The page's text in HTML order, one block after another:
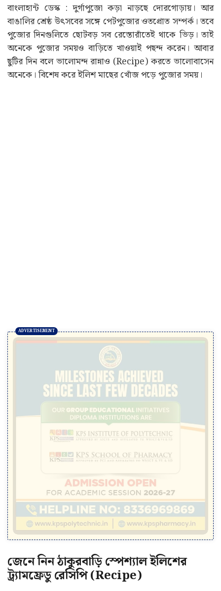
বাংলাহান্ট ডেস্ক : দুর্গাপুজো কড়া নাড়ছে দোরগোড়ায়। আর
বাঙালির শ্রেষ্ঠ উৎসবের সঙ্গে পেটপুজোর ওতপ্রোত সম্পর্ক। তবে
পুজোর দিনগুলিতে ছোটবড় সব রেস্তোরাঁতেই থাকে ভিড়। তাই
অনেকে পুজোর সময়ও বাড়িতে খাওয়াই পছন্দ করেন। আবার
ছুটির দিন বলে ভালোমন্দ রান্নাও (Recipe) করতে ভালোবাসেন
অনেকে। বিশেষ করে ইলিশ মাছের খোঁজ পড়ে পুজোর সময়।
জেনে নিন ঠাকুরবাড়ি স্পেশ্যাল ইলিশের
ট্র্যামফ্রেডু রেসিপি (Recipe)